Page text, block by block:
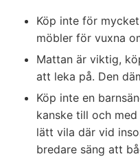
Köp inte för
möbler för vuxna
Mattan är viktig,
att leka på. Den
Köp inte en
kanske till och
lätt vila där vid
bredare säng att